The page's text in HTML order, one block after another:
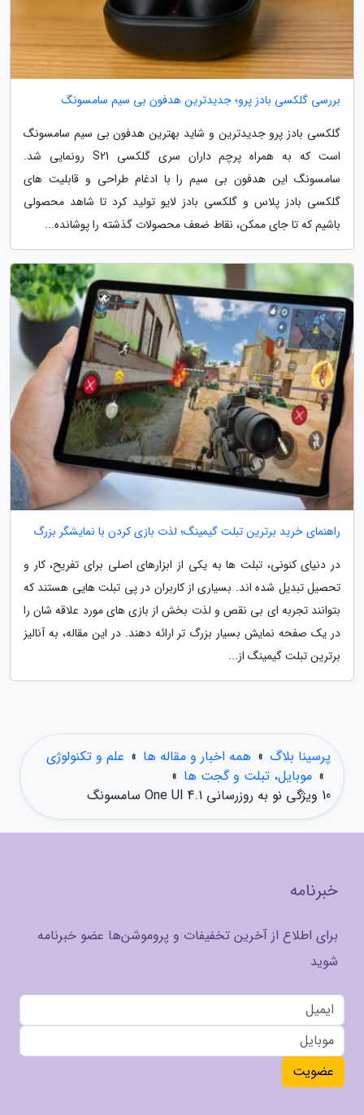
بررسی گلکسی بادز پرو؛ جدیدترین هدفون بی سیم سامسونگ
گلکسی بادز پرو جدیدترین و شاید بهترین هدفون بی سیم سامسونگ
است که به همراه پرچم داران سری گلکسی S21 رونمایی شد.
سامسونگ این هدفون بی سیم را با ادغام طراحی و قابلیت های
گلکسی بادز پلاس و گلکسی بادز لایو تولید کرد تا شاهد محصولی
باشیم که تا جای ممکن، نقاط ضعف محصولات گذشته را پوشانده...
راهنمای خرید برترین تبلت گیمینگ؛ لذت بازی کردن با نمایشگر بزرگ
در دنیای کنونی، تبلت ها به یکی از ابزارهای اصلی برای تفریح، کار و
تحصیل تبدیل شده اند. بسیاری از کاربران در پی تبلت هایی هستند که
بتوانند تجربه ای بی نقص و لذت بخش از بازی های مورد علاقه شان را
در یک صفحه نمایش بسیار بزرگ تر ارائه دهند. در این مقاله، به آنالیز
برترین تبلت گیمینگ از...
پرسینا بلاگ » همه اخبار و مقاله ها » علم و تکنولوژی
» موبایل، تبلت و گجت ها »
10 ویژگی نو به روزرسانی One UI 4.1 سامسونگ
خبرنامه
برای اطلاع از آخرین تخفیفات و پروموشن‌ها عضو خبرنامه
شوید
عضویت